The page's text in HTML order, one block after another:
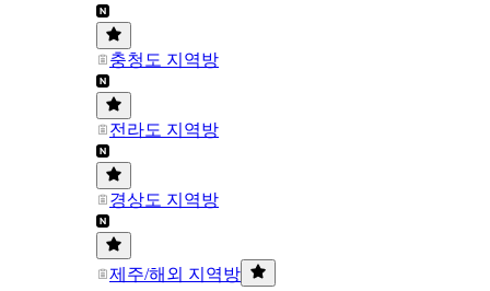
충청도 지역방
전라도 지역방
경상도 지역방
제주/해외 지역방